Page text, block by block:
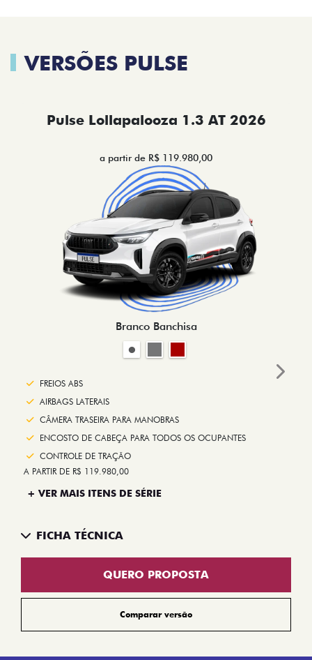
VERSÕES PULSE
Pulse Lollapalooza 1.3 AT 2026
a partir de R$ 119.980,00
Branco Banchisa
FREIOS ABS
AIRBAGS LATERAIS
CÂMERA TRASEIRA PARA MANOBRAS
ENCOSTO DE CABEÇA PARA TODOS OS OCUPANTES
CONTROLE DE TRAÇÃO
A PARTIR DE R$ 119.980,00
+ VER MAIS ITENS DE SÉRIE
FICHA TÉCNICA
QUERO PROPOSTA
Comparar versão
Next